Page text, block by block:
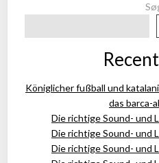
Königlicher fußball und
das barca-
Die richtige Sound- und
Die richtige Sound- und
Die richtige Sound- und